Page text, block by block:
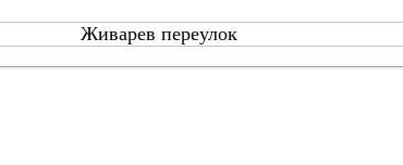
Живарев переулок